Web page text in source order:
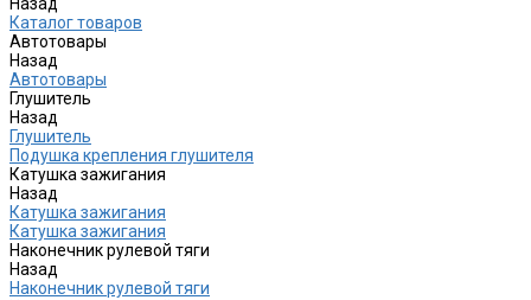
Каталог товаров
Автотовары
Назад
Автотовары
Глушитель
Назад
Глушитель
Подушка крепления глушителя
Катушка зажигания
Назад
Катушка зажигания
Катушка зажигания
Наконечник рулевой тяги
Назад
Наконечник рулевой тяги